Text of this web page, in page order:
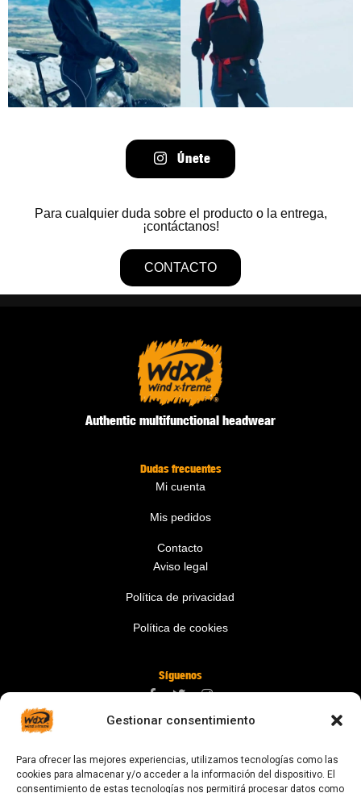
Gestionar consentimiento
Para ofrecer las mejores experiencias, utilizamos tecnologías como las
cookies para almacenar y/o acceder a la información del dispositivo. El
consentimiento de estas tecnologías nos permitirá procesar datos como
Únete
Para cualquier duda sobre el producto o la entrega,
¡contáctanos!
CONTACTO
Authentic multifunctional headwear
Dudas frecuentes
Mi cuenta
Mis pedidos
Contacto
Aviso legal
Política de privacidad
Política de cookies
Síguenos
digital@zonawind.com